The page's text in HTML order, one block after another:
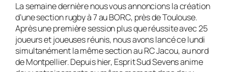
La semaine dernière nous vous annoncions la création
d’une section rugby à 7 au BORC, près de Toulouse.
Après une première session plus que réussite avec 25
joueurs et joueuses réunis, nous avons lancé ce lundi
simultanément la même section au RC Jacou, au nord
de Montpellier. Depuis hier, Esprit Sud Sevens anime